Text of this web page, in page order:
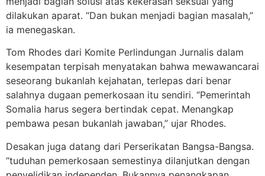
dilakukan aparat. “Dan bukan menjadi bagian masalah,”
ia menegaskan.
Tom Rhodes dari Komite Perlindungan Jurnalis dalam
kesempatan terpisah menyatakan bahwa mewawancarai
seseorang bukanlah kejahatan, terlepas dari benar
salahnya dugaan pemerkosaan itu sendiri. “Pemerintah
Somalia harus segera bertindak cepat. Menangkap
pembawa pesan bukanlah jawaban,” ujar Rhodes.
Desakan juga datang dari Perserikatan Bangsa-Bangsa.
“tuduhan pemerkosaan semestinya dilanjutkan dengan